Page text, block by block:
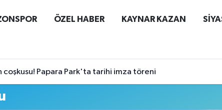
ÖZEL HABER KAYNAR KAZAN
coşkusu! Papara Park'ta tarihi imza töreni